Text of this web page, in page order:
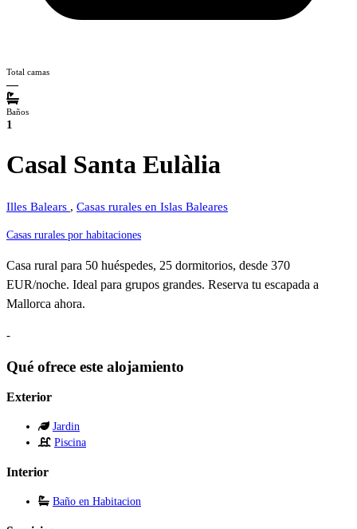
Total camas
—
Baños
1
Casal Santa Eulàlia
Illes Balears , Casas rurales en Islas Baleares
Casas rurales por habitaciones
Casa rural para 50 huéspedes, 25 dormitorios, desde 370
EUR/noche. Ideal para grupos grandes. Reserva tu escapada a
Mallorca ahora.
-
Qué ofrece este alojamiento
Exterior
Jardin
Piscina
Interior
Baño en Habitacion